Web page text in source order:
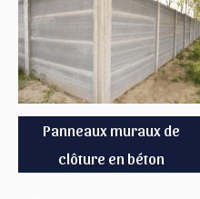
Panneaux muraux de
clôture en béton